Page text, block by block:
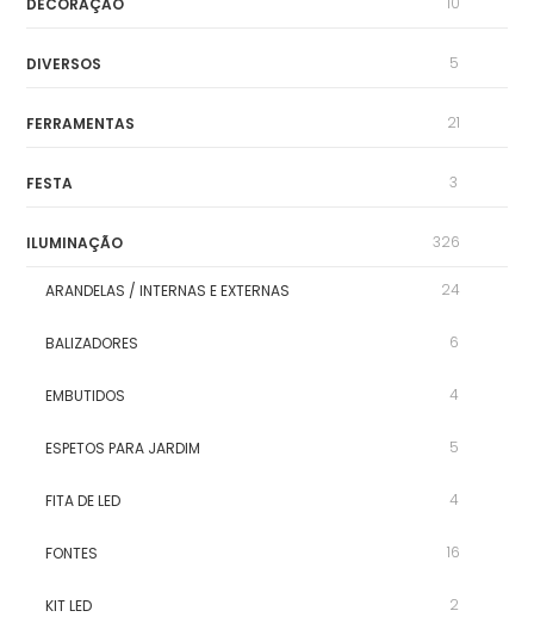
DIVERSOS 5
FERRAMENTAS 21
FESTA 3
ILUMINAÇÃO 326
ARANDELAS / INTERNAS E EXTERNAS 24
BALIZADORES 6
EMBUTIDOS 4
ESPETOS PARA JARDIM 5
FITA DE LED 4
FONTES 16
KIT LED 2